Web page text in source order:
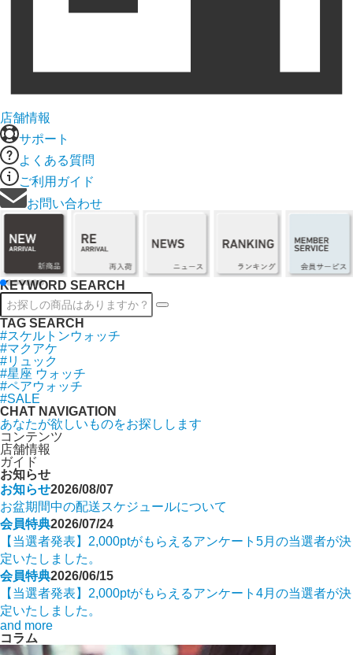
店舗情報
サポート
よくある質問
ご利用ガイド
お問い合わせ
KEYWORD SEARCH
TAG SEARCH
#スケルトンウォッチ
#マクアケ
#リュック
#星座 ウォッチ
#ペアウォッチ
#SALE
CHAT NAVIGATION
あなたが欲しいものをお探しします
コンテンツ
店舗情報
ガイド
お知らせ
お知らせ2026/08/07
お盆期間中の配送スケジュールについて
会員特典2026/07/24
【当選者発表】2,000ptがもらえるアンケート5月の当選者が決
定いたしました。
会員特典2026/06/15
【当選者発表】2,000ptがもらえるアンケート4月の当選者が決
定いたしました。
and more
コラム